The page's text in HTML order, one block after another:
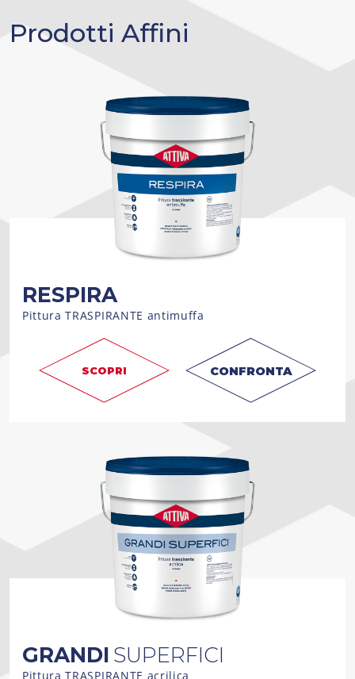
Prodotti Affini
RESPIRA
Pittura TRASPIRANTE antimuffa
SCOPRI CONFRONTA
GRANDI SUPERFICI
Pittura TRASPIRANTE acrilica